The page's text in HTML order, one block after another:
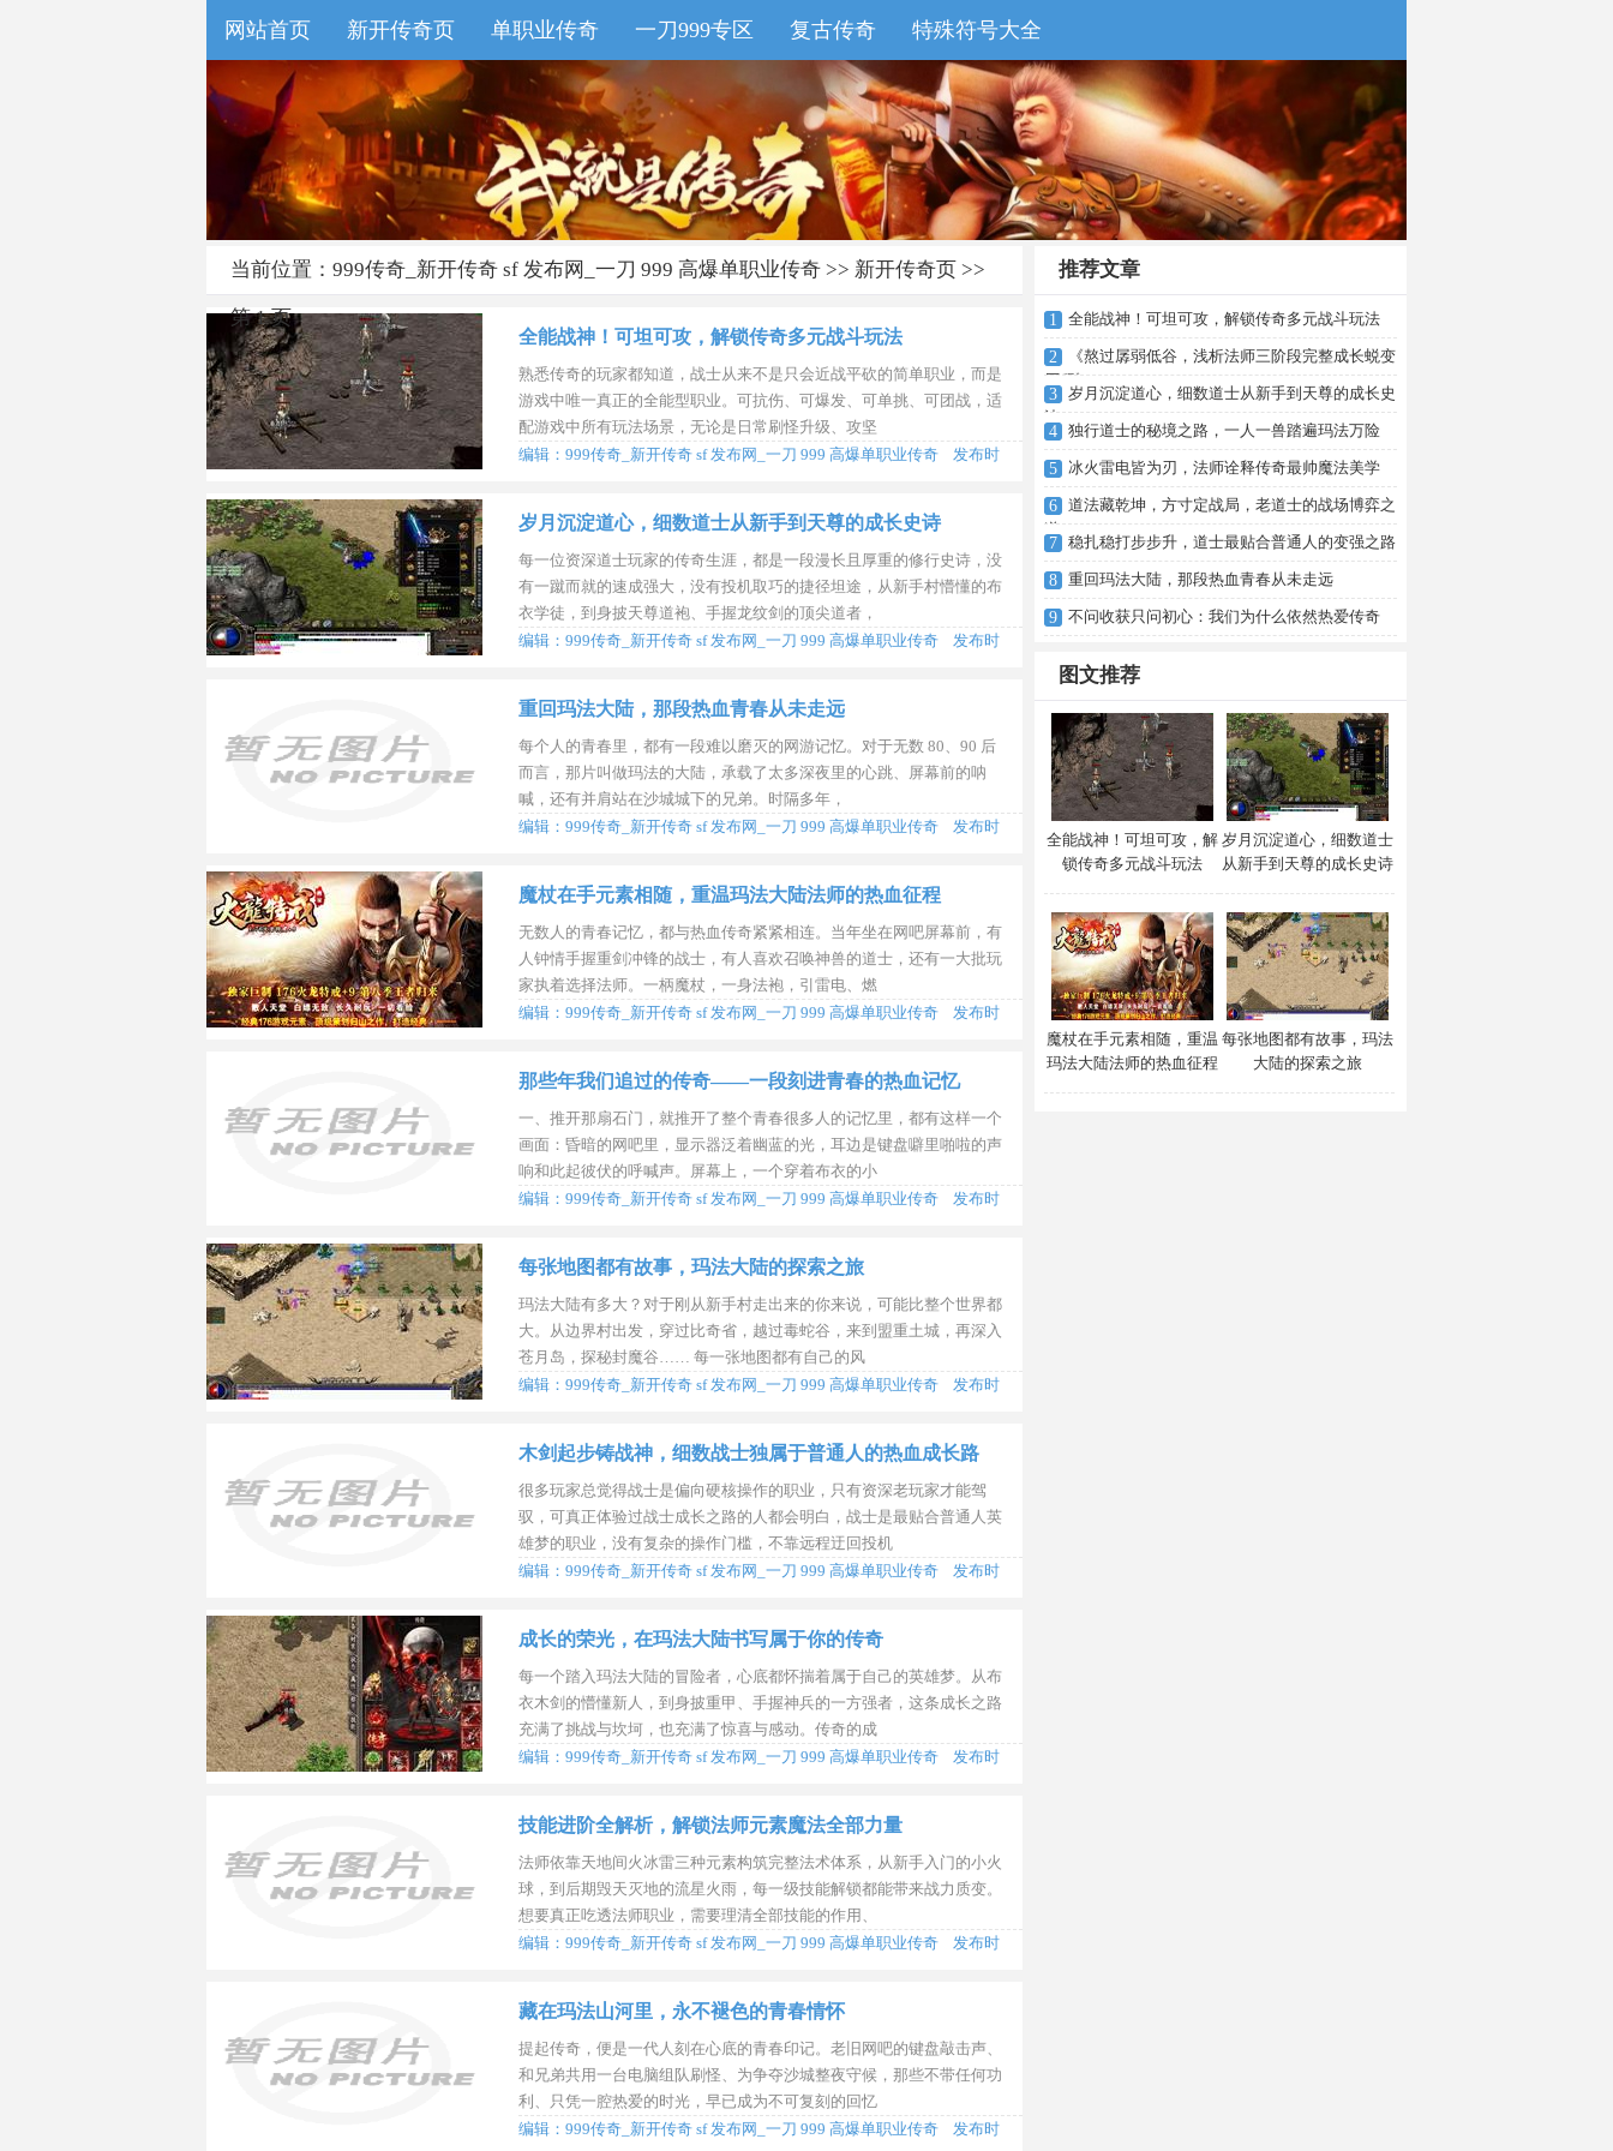
网站首页 新开传奇页 单职业传奇 一刀999专区 复古传奇 特殊符号大全
999传奇-专业新开传奇 sf发布网
当前位置： 999传奇_新开传奇 sf 发布网_一刀 999 高爆单职业传奇 >> 新开传奇页 >>
第 1 页
全能战神！可坦可攻，解锁传奇多元战斗玩法
熟悉传奇的玩家都知道，战士从来不是只会近战平砍的简单职业，而是
游戏中唯一真正的全能型职业。可抗伤、可爆发、可单挑、可团战，适
配游戏中所有玩法场景，无论是日常刷怪升级、攻坚
编辑：999传奇_新开传奇 sf 发布网_一刀 999 高爆单职业传奇 发布时
岁月沉淀道心，细数道士从新手到天尊的成长史诗
每一位资深道士玩家的传奇生涯，都是一段漫长且厚重的修行史诗，没
有一蹴而就的速成强大，没有投机取巧的捷径坦途，从新手村懵懂的布
衣学徒，到身披天尊道袍、手握龙纹剑的顶尖道者，
编辑：999传奇_新开传奇 sf 发布网_一刀 999 高爆单职业传奇 发布时
重回玛法大陆，那段热血青春从未走远
每个人的青春里，都有一段难以磨灭的网游记忆。对于无数 80、90 后
而言，那片叫做玛法的大陆，承载了太多深夜里的心跳、屏幕前的呐
喊，还有并肩站在沙城城下的兄弟。时隔多年，
编辑：999传奇_新开传奇 sf 发布网_一刀 999 高爆单职业传奇 发布时
魔杖在手元素相随，重温玛法大陆法师的热血征程
无数人的青春记忆，都与热血传奇紧紧相连。当年坐在网吧屏幕前，有
人钟情手握重剑冲锋的战士，有人喜欢召唤神兽的道士，还有一大批玩
家执着选择法师。一柄魔杖，一身法袍，引雷电、燃
编辑：999传奇_新开传奇 sf 发布网_一刀 999 高爆单职业传奇 发布时
那些年我们追过的传奇——一段刻进青春的热血记忆
一、推开那扇石门，就推开了整个青春很多人的记忆里，都有这样一个
画面：昏暗的网吧里，显示器泛着幽蓝的光，耳边是键盘噼里啪啦的声
响和此起彼伏的呼喊声。屏幕上，一个穿着布衣的小
编辑：999传奇_新开传奇 sf 发布网_一刀 999 高爆单职业传奇 发布时
每张地图都有故事，玛法大陆的探索之旅
玛法大陆有多大？对于刚从新手村走出来的你来说，可能比整个世界都
大。从边界村出发，穿过比奇省，越过毒蛇谷，来到盟重土城，再深入
苍月岛，探秘封魔谷…… 每一张地图都有自己的风
编辑：999传奇_新开传奇 sf 发布网_一刀 999 高爆单职业传奇 发布时
木剑起步铸战神，细数战士独属于普通人的热血成长路
很多玩家总觉得战士是偏向硬核操作的职业，只有资深老玩家才能驾
驭，可真正体验过战士成长之路的人都会明白，战士是最贴合普通人英
雄梦的职业，没有复杂的操作门槛，不靠远程迂回投机
编辑：999传奇_新开传奇 sf 发布网_一刀 999 高爆单职业传奇 发布时
成长的荣光，在玛法大陆书写属于你的传奇
每一个踏入玛法大陆的冒险者，心底都怀揣着属于自己的英雄梦。从布
衣木剑的懵懂新人，到身披重甲、手握神兵的一方强者，这条成长之路
充满了挑战与坎坷，也充满了惊喜与感动。传奇的成
编辑：999传奇_新开传奇 sf 发布网_一刀 999 高爆单职业传奇 发布时
技能进阶全解析，解锁法师元素魔法全部力量
法师依靠天地间火冰雷三种元素构筑完整法术体系，从新手入门的小火
球，到后期毁天灭地的流星火雨，每一级技能解锁都能带来战力质变。
想要真正吃透法师职业，需要理清全部技能的作用、
编辑：999传奇_新开传奇 sf 发布网_一刀 999 高爆单职业传奇 发布时
藏在玛法山河里，永不褪色的青春情怀
提起传奇，便是一代人刻在心底的青春印记。老旧网吧的键盘敲击声、
和兄弟共用一台电脑组队刷怪、为争夺沙城整夜守候，那些不带任何功
利、只凭一腔热爱的时光，早已成为不可复刻的回忆
编辑：999传奇_新开传奇 sf 发布网_一刀 999 高爆单职业传奇 发布时
推荐文章
1 全能战神！可坦可攻，解锁传奇多元战斗玩法
2
《熬过孱弱低谷，浅析法师三阶段完整成长蜕变
历程》
3 岁月沉淀道心，细数道士从新手到天尊的成长史
诗
4 独行道士的秘境之路，一人一兽踏遍玛法万险
5 冰火雷电皆为刃，法师诠释传奇最帅魔法美学
6 道法藏乾坤，方寸定战局，老道士的战场博弈之
道
7 稳扎稳打步步升，道士最贴合普通人的变强之路
8 重回玛法大陆，那段热血青春从未走远
9 不问收获只问初心：我们为什么依然热爱传奇
图文推荐
全能战神！可坦可攻，解
锁传奇多元战斗玩法
岁月沉淀道心，细数道士
从新手到天尊的成长史诗
魔杖在手元素相随，重温
玛法大陆法师的热血征程
每张地图都有故事，玛法
大陆的探索之旅